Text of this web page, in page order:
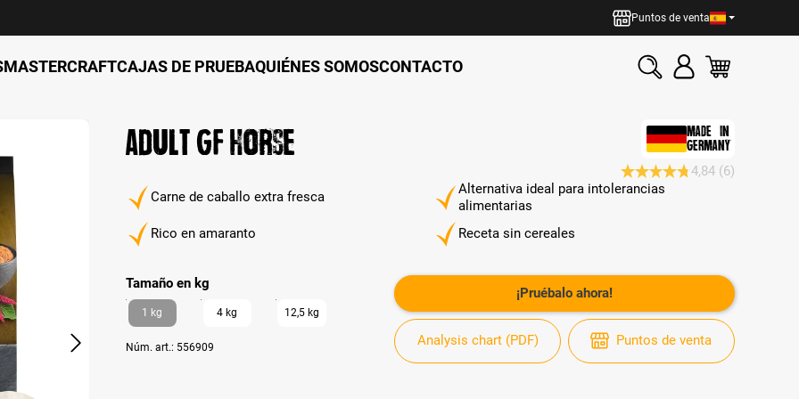
Puntos de venta
MASTERCRAFTCAJAS DE PRUEBAQUIÉNES SOMOSCONTACTO
Adult GF Horse
MADE IN
GERMANY
Calificación promedio de 4.8
4,84 (6)
Carne de caballo extra fresca
Alternativa ideal para intolerancias
alimentarias
Rico en amaranto
Receta sin cereales
Tamaño en kgauswählen
1 kg 4 kg 12,5 kg
Núm. art.: 556909
¡Pruébalo ahora!
Analysis chart (PDF) Puntos de venta